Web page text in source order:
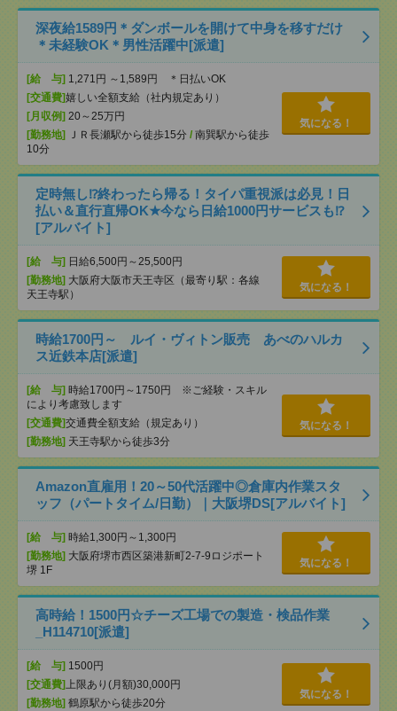
深夜給1589円＊ダンボールを開けて中身を移すだけ
＊未経験OK＊男性活躍中[派遣]
[給 与] 1,271円 ～1,589円 ＊日払いOK
[交通費]嬉しい全額支給（社内規定あり）
[月収例] 20～25万円
[勤務地]
ＪＲ長瀬駅から徒歩15分 / 南巽駅から徒歩
10分
気になる！
定時無し⁉終わったら帰る！タイパ重視派は必見！日
払い＆直行直帰OK★今なら日給1000円サービスも⁉
[アルバイト]
[給 与] 日給6,500円～25,500円
[勤務地] 大阪府大阪市天王寺区（最寄り駅：各線
天王寺駅）
気になる！
時給1700円～ ルイ・ヴィトン販売 あべのハルカ
ス近鉄本店[派遣]
[給 与] 時給1700円～1750円 ※ご経験・スキル
により考慮致します
[交通費]交通費全額支給（規定あり）
[勤務地] 天王寺駅から徒歩3分
気になる！
Amazon直雇用！20～50代活躍中◎倉庫内作業スタ
ッフ（パートタイム/日勤）｜大阪堺DS[アルバイト]
[給 与] 時給1,300円～1,300円
[勤務地] 大阪府堺市西区築港新町2-7-9ロジポート
堺 1F
気になる！
高時給！1500円☆チーズ工場での製造・検品作業
_H114710[派遣]
[給 与] 1500円
[交通費] 上限あり(月額)30,000円
[勤務地] 鶴原駅から徒歩20分
気になる！